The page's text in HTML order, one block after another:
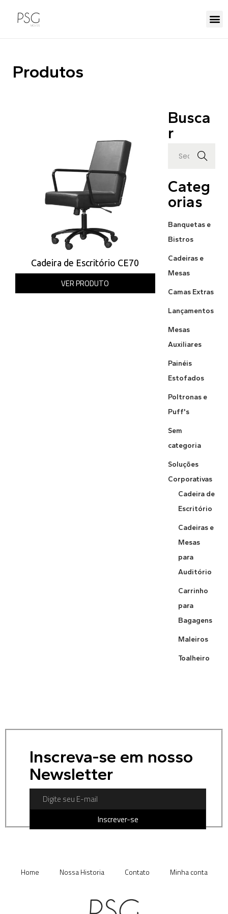
Produtos
Cadeira de Escritório CE70
VER PRODUTO
Busca
r
Search
Categ
orias
Banquetas e
Bistros
Cadeiras e
Mesas
Camas Extras
Lançamentos
Mesas
Auxiliares
Painéis
Estofados
Poltronas e
Puff's
Sem
categoria
Soluções
Corporativas
Cadeira de
Escritório
Cadeiras e
Mesas
para
Auditório
Carrinho
para
Bagagens
Maleiros
Toalheiro
Inscreva-se em nosso
Newsletter
Inscrever-se
Home Nossa Historia Contato Minha conta